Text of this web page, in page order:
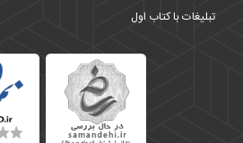
تبلیغات با کتاب اول